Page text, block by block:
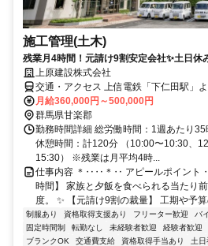
施工管理(土木)
残業月4時間！元請け9割安定会社✨土日休
上原建設株式会社
交通・アクセス 上信電鉄「下仁田駅」
月給360,000円～500,000円
群馬県甘楽郡
勤務時間詳細 総労働時間：1週あたり
休憩時間：計120分 （10:00〜10:30、
15:30） ※残業は月平均4時...
仕事内容 ＊‥‥＊‥ アピールポイント
時間】 家族と夕飯を食べられる当たり
度。 ✨ 【元請け9割の裁量】 工期や予
制服あり 資格取得支援あり フリーター歓迎 バ
固定時間制
転勤なし 未経験者歓迎 経験者歓迎
ブランクOK
交通費支給 資格取得手当あり 土